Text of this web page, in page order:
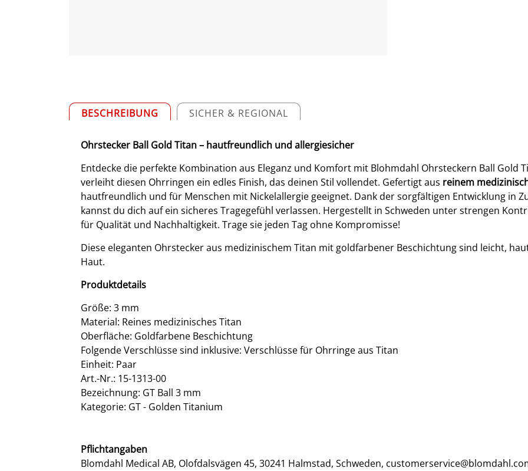
BESCHREIBUNG SICHER & REGIONAL
Ohrstecker Ball Gold Titan – hautfreundlich und allergiesicher
Entdecke die perfekte Kombination aus Eleganz und Komfort mit Blohmdahl Ohrsteckern Ball Gold
verleiht diesen Ohrringen ein edles Finish, das deinen Stil vollendet. Gefertigt aus reinem
hautfreundlich und für Menschen mit Nickelallergie geeignet. Dank der sorgfältigen Entwicklung in
kannst du dich auf ein sicheres Tragegefühl verlassen. Hergestellt in Schweden unter strengen
für Qualität und Nachhaltigkeit. Trage sie jeden Tag ohne Kompromisse!
Diese eleganten Ohrstecker aus medizinischem Titan mit goldfarbener Beschichtung sind leicht,
Haut.
Produktdetails
Größe: 3 mm
Material: Reines medizinisches Titan
Oberfläche: Goldfarbene Beschichtung
Folgende Verschlüsse sind inklusive: Verschlüsse für Ohrringe aus Titan
Einheit: Paar
Art.-Nr.: 15-1313-00
Bezeichnung: GT Ball 3 mm
Kategorie: GT - Golden Titanium
Pflichtangaben
Blomdahl Medical AB, Olofdalsvägen 45, 30241 Halmstad, Schweden,